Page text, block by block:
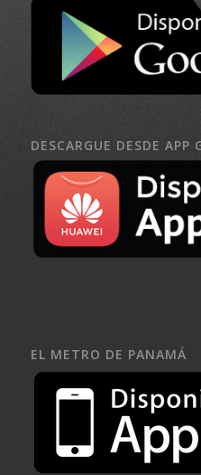
DESCARGUE DESDE APP
EL METRO DE PANAMÁ